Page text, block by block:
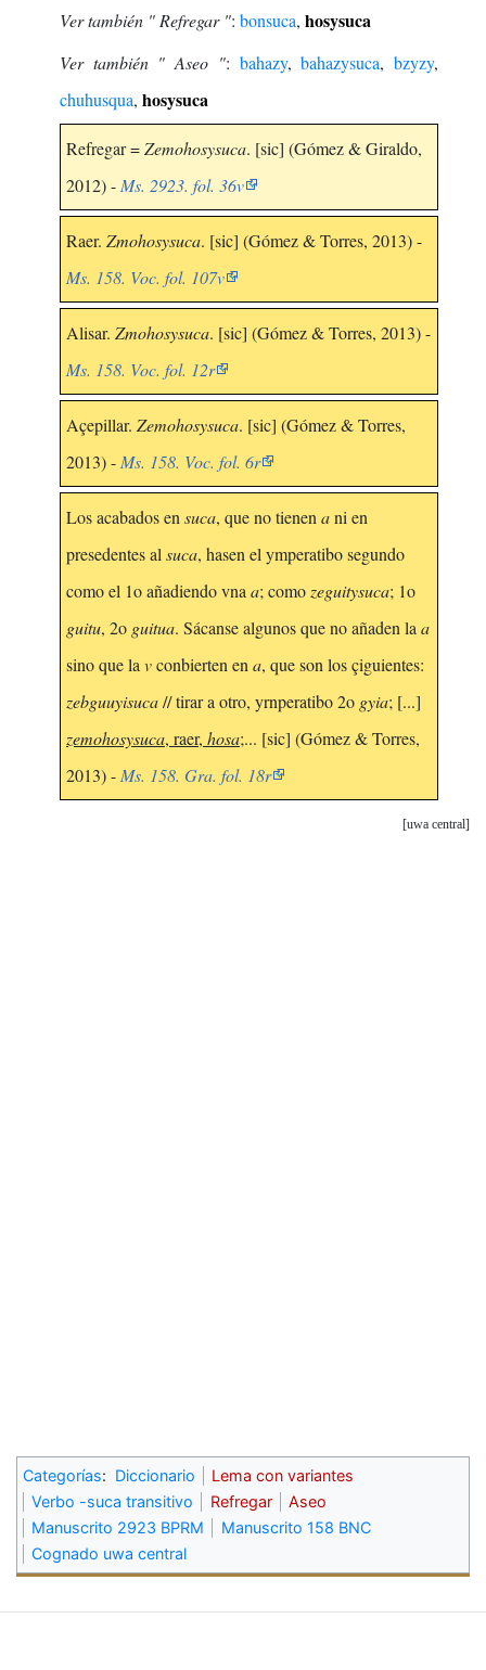
Ver también " Refregar ": bonsuca, hosysuca
Ver también " Aseo ": bahazy,bahazysuca,bzyzy,
chuhusqua, hosysuca
Refregar =Zemohosysuca. [sic] (Gómez & Giraldo,
2012) - Ms. 2923. fol. 36v
Raer. Zmohosysuca. [sic] (Gómez & Torres, 2013) -
Ms. 158. Voc. fol. 107v
Alisar. Zmohosysuca. [sic] (Gómez & Torres, 2013) -
Ms. 158. Voc. fol. 12r
Açepillar. Zemohosysuca. [sic] (Gómez & Torres,
2013) - Ms. 158. Voc. fol. 6r
Los acabados en suca, que no tienen ani en
presedentes al suca, hasen el ymperatibo segundo
como el 1o añadiendo vna a; como zeguitysuca; 1o
guitu, 2o guitua. Sácanse algunos que no añaden la a
sino que la vconbierten en a, que son los çiguientes:
zebguuyisuca// tirar a otro, yrnperatibo 2o gyia; [...]
zemohosysuca, raer, hosa;... [sic] (Gómez & Torres,
2013) - Ms. 158. Gra. fol. 18r
uwa central
Categorías: Diccionario
Lema con variantes
Verbo -suca transitivo
Refregar
Aseo
Manuscrito 2923 BPRM
Manuscrito 158 BNC
Cognado uwa central